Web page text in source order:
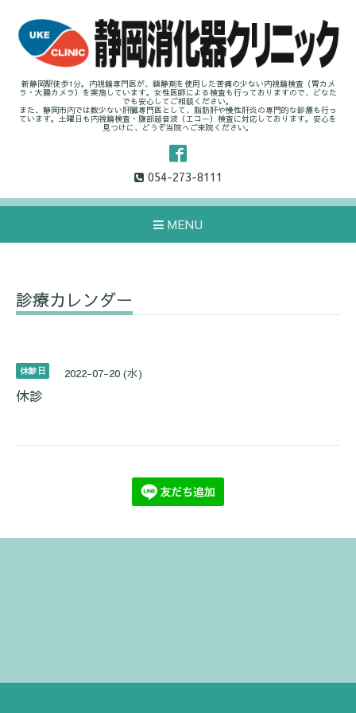
新静岡駅徒歩1分。内視鏡専門医が、鎮静剤を使用した苦痛の少ない内視鏡検査（胃カメ
ラ・大腸カメラ）を実施しています。女性医師による検査も行っておりますので、どなた
でも安心してご相談ください。
また、静岡市内では数少ない肝臓専門医として、脂肪肝や慢性肝炎の専門的な診療も行っ
ています。土曜日も内視鏡検査・腹部超音波（エコー）検査に対応しております。安心を
見つけに、どうぞ当院へご来院ください。
054-273-8111
MENU
診療カレンダー
休診日 2022-07-20 (水)
休診